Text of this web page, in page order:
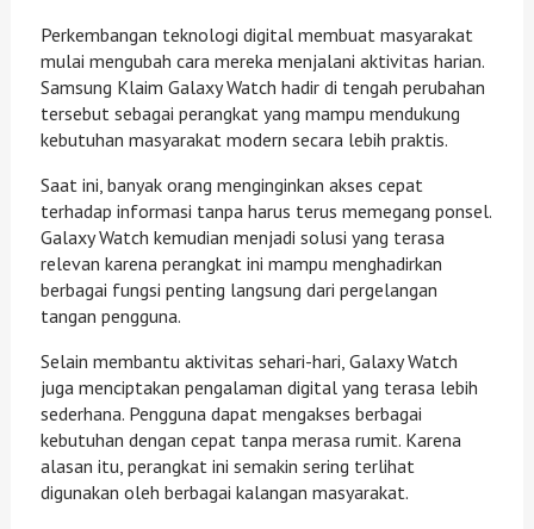
Perkembangan teknologi digital membuat masyarakat
mulai mengubah cara mereka menjalani aktivitas harian.
Samsung Klaim Galaxy Watch hadir di tengah perubahan
tersebut sebagai perangkat yang mampu mendukung
kebutuhan masyarakat modern secara lebih praktis.
Saat ini, banyak orang menginginkan akses cepat
terhadap informasi tanpa harus terus memegang ponsel.
Galaxy Watch kemudian menjadi solusi yang terasa
relevan karena perangkat ini mampu menghadirkan
berbagai fungsi penting langsung dari pergelangan
tangan pengguna.
Selain membantu aktivitas sehari-hari, Galaxy Watch
juga menciptakan pengalaman digital yang terasa lebih
sederhana. Pengguna dapat mengakses berbagai
kebutuhan dengan cepat tanpa merasa rumit. Karena
alasan itu, perangkat ini semakin sering terlihat
digunakan oleh berbagai kalangan masyarakat.